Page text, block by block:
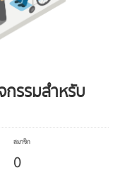
กรรมสำหรับ
สมาชิก
0